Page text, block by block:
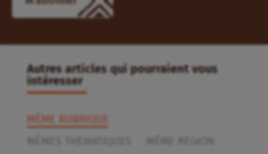
Autres articles qui pourraient vous
intéresser
MÊME RUBRIQUE